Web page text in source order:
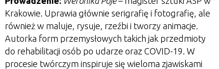
Krakowie. Uprawia głównie serigrafię i fotografię, ale
również w maluje, rysuje, rzeźbi i tworzy animacje.
Autorka form przemysłowych takich jak przedmioty
do rehabilitacji osób po udarze oraz COVID-19. W
procesie twórczym inspiruje się wieloma zjawiskami